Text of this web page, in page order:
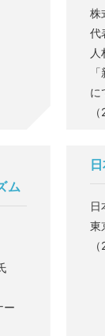
株
代
に
ム
ー
東